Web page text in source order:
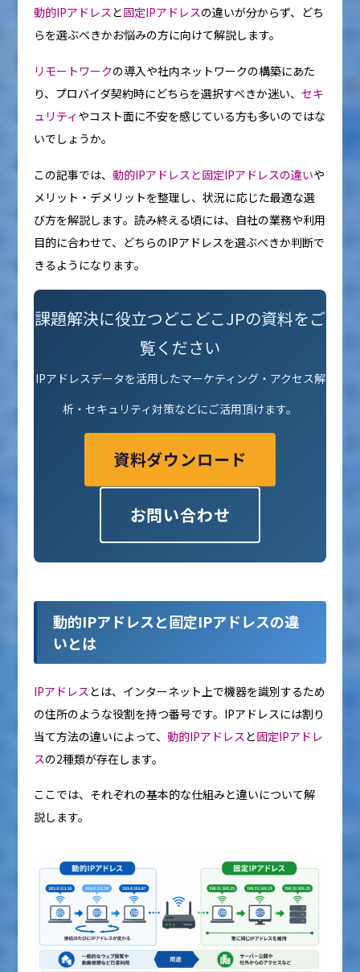
動的IPアドレスと固定IPアドレスの違いが分からず、どち
らを選ぶべきかお悩みの方に向けて解説します。
リモートワークの導入や社内ネットワークの構築にあた
り、プロバイダ契約時にどちらを選択すべきか迷い、セキ
ュリティ やコスト面に不安を感じている方も多いのではな
いでしょうか。
この記事では、 動的IPアドレスと固定IPアドレスの違いや
メリット・デメリットを整理し、状況に応じた最適な選
び方を解説します。読み終える頃には、自社の業務や利用
目的に合わせて、どちらのIPアドレスを選ぶべきか判断で
きるようになります。
課題解決に役立つどこどこJPの資料をご
覧ください
IPアドレスデータを活用したマーケティング・アクセス解
析・セキュリティ対策などにご活用頂けます。
資料ダウンロード
お問い合わせ
動的IPアドレスと固定IPアドレスの違
いとは
IPアドレス とは、インターネット上で機器を識別するため
の住所のような役割を持つ番号です。IPアドレスには割り
当て方法の違いによって、 動的IPアドレス と固定IPアドレ
スの2種類が存在します。
ここでは、それぞれの基本的な仕組みと違いについて解
説します。